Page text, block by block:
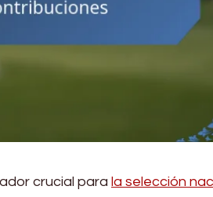
crucial para la selección